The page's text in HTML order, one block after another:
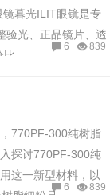
暮光ILIT眼镜是专
验光、正品镜片、透
......
839
6
770PF-300纯树脂
探讨770PF-300纯
这一新型材料，以
839
6